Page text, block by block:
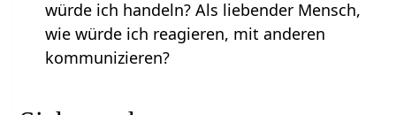
würde ich handeln? Als liebender Mensch,
wie würde ich reagieren, mit anderen
kommunizieren?